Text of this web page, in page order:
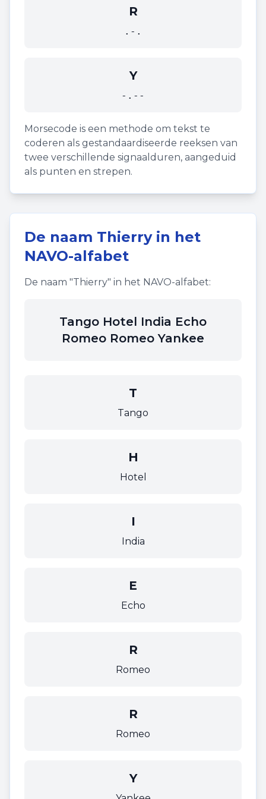
R
.-.
Y
-.--
Morsecode is een methode om tekst te
coderen als gestandaardiseerde reeksen van
twee verschillende signaalduren, aangeduid
als punten en strepen.
De naam Thierryin het
NAVO-alfabet
De naam "Thierry" in het NAVO-alfabet:
Tango Hotel India Echo
Romeo Romeo Yankee
T
Tango
H
Hotel
I
India
E
Echo
R
Romeo
R
Romeo
Y